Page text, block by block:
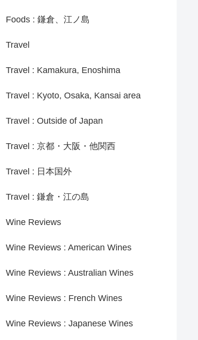
Foods : 鎌倉、江ノ島
Travel
Travel : Kamakura, Enoshima
Travel : Kyoto, Osaka, Kansai area
Travel : Outside of Japan
Travel : 京都・大阪・他関西
Travel : 日本国外
Travel : 鎌倉・江の島
Wine Reviews
Wine Reviews : American Wines
Wine Reviews : Australian Wines
Wine Reviews : French Wines
Wine Reviews : Japanese Wines